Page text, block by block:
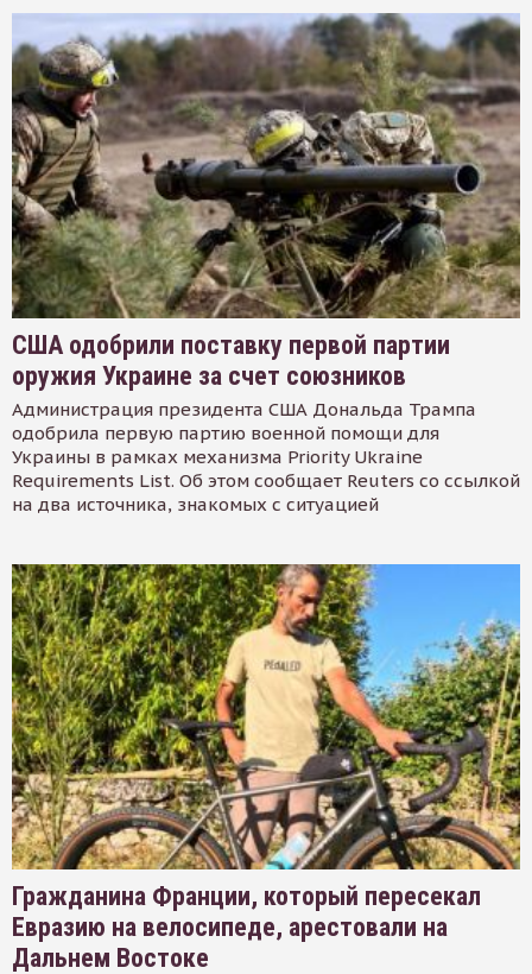
США одобрили поставку первой партии
оружия Украине за счет союзников
Администрация президента США Дональда Трампа
одобрила первую партию военной помощи для
Украины в рамках механизма Priority Ukraine
Requirements List. Об этом сообщает Reuters со ссылкой
на два источника, знакомых с ситуацией
Гражданина Франции, который пересекал
Евразию на велосипеде, арестовали на
Дальнем Востоке